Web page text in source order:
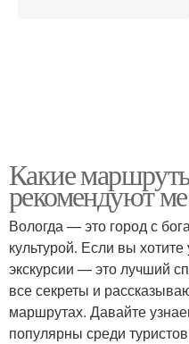
Какие
рекомендуют
Вологда — это город с
культурой. Если вы
экскурсии — это лучший
все секреты и
маршрутах. Давайте
популярны среди